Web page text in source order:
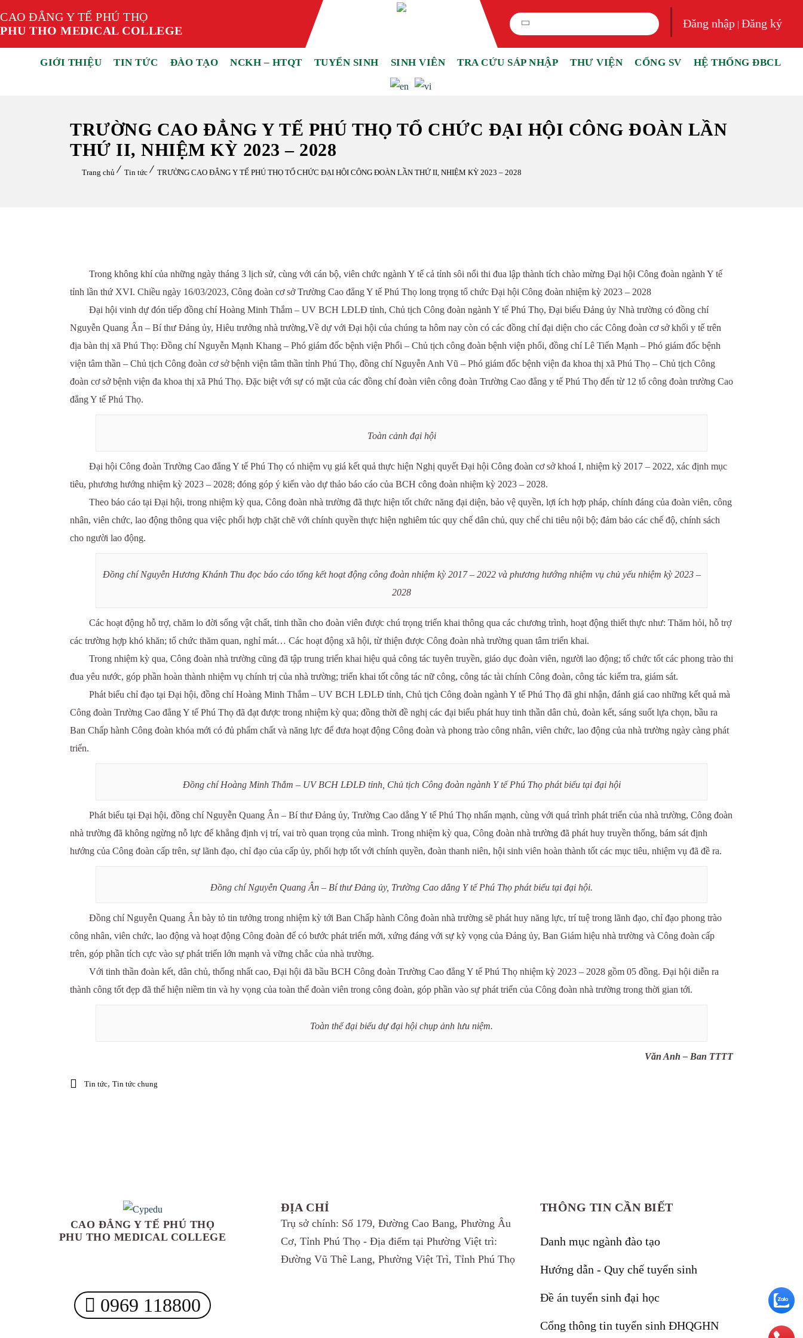
CAO ĐẲNG Y TẾ PHÚ THỌ
PHU THO MEDICAL COLLEGE
Đăng nhập |Đăng ký
GIỚI THIỆU TIN TỨC ĐÀO TẠO NCKH – HTQT TUYỂN SINH SINH VIÊN TRA CỨU SÁP NHẬP THƯ VIỆN CỔNG SV HỆ THỐNG ĐBCL
TRƯỜNG CAO ĐẲNG Y TẾ PHÚ THỌ TỔ CHỨC ĐẠI HỘI CÔNG ĐOÀN LẦN
THỨ II, NHIỆM KỲ 2023 – 2028
Trang chủ Tin tức TRƯỜNG CAO ĐẲNG Y TẾ PHÚ THỌ TỔ CHỨC ĐẠI HỘI CÔNG ĐOÀN LẦN THỨ II, NHIỆM KỲ 2023 – 2028
Trong không khí của những ngày tháng 3 lịch sử, cùng với cán bộ, viên chức ngành Y tế cả tỉnh sôi nổi thi đua lập thành tích chào mừng Đại hội Công đoàn ngành Y tế
tỉnh lần thứ XVI. Chiều ngày 16/03/2023, Công đoàn cơ sở Trường Cao đẳng Y tế Phú Thọ long trọng tổ chức Đại hội Công đoàn nhiệm kỳ 2023 – 2028
Đại hội vinh dự đón tiếp đồng chí Hoàng Minh Thắm – UV BCH LĐLĐ tỉnh, Chủ tịch Công đoàn ngành Y tế Phú Thọ, Đại biểu Đảng ủy Nhà trường có đồng chí
Nguyễn Quang Ân – Bí thư Đảng ủy, Hiêu trưởng nhà trường,Về dự với Đại hội của chúng ta hôm nay còn có các đồng chí đại diện cho các Công đoàn cơ sở khối y tế trên
địa bàn thị xã Phú Thọ: Đồng chí Nguyễn Mạnh Khang – Phó giám đốc bệnh viện Phổi – Chủ tịch công đoàn bệnh viện phổi, đồng chí Lê Tiến Mạnh – Phó giám đốc bệnh
viện tâm thần – Chủ tịch Công đoàn cơ sở bệnh viện tâm thần tỉnh Phú Thọ, đồng chí Nguyễn Anh Vũ – Phó giám đốc bệnh viện đa khoa thị xã Phú Thọ – Chủ tịch Công
đoàn cơ sở bệnh viện đa khoa thị xã Phú Thọ. Đặc biệt với sự có mặt của các đồng chí đoàn viên công đoàn Trường Cao đẳng y tế Phú Thọ đến từ 12 tổ công đoàn trường Cao
đẳng Y tế Phú Thọ.
Toàn cảnh đại hội
Đại hội Công đoàn Trường Cao đẳng Y tế Phú Thọ có nhiệm vụ giá kết quả thực hiện Nghị quyết Đại hội Công đoàn cơ sở khoá I, nhiệm kỳ 2017 – 2022, xác định mục
tiêu, phương hướng nhiệm kỳ 2023 – 2028; đóng góp ý kiến vào dự thảo báo cáo của BCH công đoàn nhiệm kỳ 2023 – 2028.
Theo báo cáo tại Đại hội, trong nhiệm kỳ qua, Công đoàn nhà trường đã thực hiện tốt chức năng đại diện, bảo vệ quyền, lợi ích hợp pháp, chính đáng của đoàn viên, công
nhân, viên chức, lao động thông qua việc phối hợp chặt chẽ với chính quyền thực hiện nghiêm túc quy chế dân chủ, quy chế chi tiêu nội bộ; đảm bảo các chế độ, chính sách
cho người lao động.
Đồng chí Nguyễn Hương Khánh Thu đọc báo cáo tổng kết hoạt động công đoàn nhiệm kỳ 2017 – 2022 và phương hướng nhiệm vụ chủ yếu nhiệm kỳ 2023 –
2028
Các hoạt động hỗ trợ, chăm lo đời sống vật chất, tinh thần cho đoàn viên được chú trọng triển khai thông qua các chương trình, hoạt động thiết thực như: Thăm hỏi, hỗ trợ
các trường hợp khó khăn; tổ chức thăm quan, nghỉ mát… Các hoạt động xã hội, từ thiện được Công đoàn nhà trường quan tâm triển khai.
Trong nhiệm kỳ qua, Công đoàn nhà trường cũng đã tập trung triển khai hiệu quả công tác tuyên truyền, giáo dục đoàn viên, người lao động; tổ chức tốt các phong trào thi
đua yêu nước, góp phần hoàn thành nhiệm vụ chính trị của nhà trường; triển khai tốt công tác nữ công, công tác tài chính Công đoàn, công tác kiểm tra, giám sát.
Phát biểu chỉ đạo tại Đại hội, đồng chí Hoàng Minh Thắm – UV BCH LĐLĐ tỉnh, Chủ tịch Công đoàn ngành Y tế Phú Thọ đã ghi nhận, đánh giá cao những kết quả mà
Công đoàn Trường Cao đẳng Y tế Phú Thọ đã đạt được trong nhiệm kỳ qua; đồng thời đề nghị các đại biểu phát huy tinh thần dân chủ, đoàn kết, sáng suốt lựa chọn, bầu ra
Ban Chấp hành Công đoàn khóa mới có đủ phẩm chất và năng lực để đưa hoạt động Công đoàn và phong trào công nhân, viên chức, lao động của nhà trường ngày càng phát
triển.
Đồng chí Hoàng Minh Thắm – UV BCH LĐLĐ tỉnh, Chủ tịch Công đoàn ngành Y tế Phú Thọ phát biểu tại đại hội
Phát biểu tại Đại hội, đồng chí Nguyễn Quang Ân – Bí thư Đảng ủy, Trường Cao dẳng Y tế Phú Thọ nhấn mạnh, cùng với quá trình phát triển của nhà trường, Công đoàn
nhà trường đã không ngừng nỗ lực để khẳng định vị trí, vai trò quan trọng của mình. Trong nhiệm kỳ qua, Công đoàn nhà trường đã phát huy truyền thống, bám sát định
hướng của Công đoàn cấp trên, sự lãnh đạo, chỉ đạo của cấp ủy, phối hợp tốt với chính quyền, đoàn thanh niên, hội sinh viên hoàn thành tốt các mục tiêu, nhiệm vụ đã đề ra.
Đồng chí Nguyễn Quang Ân – Bí thư Đảng ủy, Trường Cao dẳng Y tế Phú Thọ phát biểu tại đại hội.
Đồng chí Nguyễn Quang Ân bày tỏ tin tưởng trong nhiệm kỳ tới Ban Chấp hành Công đoàn nhà trường sẽ phát huy năng lực, trí tuệ trong lãnh đạo, chỉ đạo phong trào
công nhân, viên chức, lao động và hoạt động Công đoàn để có bước phát triển mới, xứng đáng với sự kỳ vọng của Đảng ủy, Ban Giám hiệu nhà trường và Công đoàn cấp
trên, góp phần tích cực vào sự phát triển lớn mạnh và vững chắc của nhà trường.
Với tinh thần đoàn kết, dân chủ, thống nhất cao, Đại hội đã bầu BCH Công đoàn Trường Cao đẳng Y tế Phú Thọ nhiệm kỳ 2023 – 2028 gồm 05 đồng. Đại hội diễn ra
thành công tốt đẹp đã thể hiện niềm tin và hy vọng của toàn thể đoàn viên trong công đoàn, góp phần vào sự phát triển của Công đoàn nhà trường trong thời gian tới.
Toàn thể đại biểu dự đại hội chụp ảnh lưu niệm.
Văn Anh – Ban TTTT
Tin tức, Tin tức chung
CAO ĐẲNG Y TẾ PHÚ THỌ
PHU THO MEDICAL COLLEGE
0969 118800
ĐỊA CHỈ
Trụ sở chính: Số 179, Đường Cao Bang, Phường Âu
Cơ, Tỉnh Phú Thọ - Địa điểm tại Phường Việt trì:
Đường Vũ Thê Lang, Phường Việt Trì, Tỉnh Phú Thọ
THÔNG TIN CẦN BIẾT
Danh mục ngành đào tạo
Hướng dẫn - Quy chế tuyển sinh
Đề án tuyển sinh đại học
Cổng thông tin tuyển sinh ĐHQGHN